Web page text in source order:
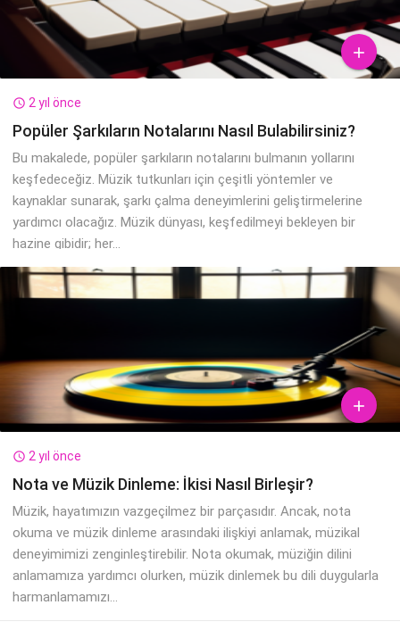

 2 yıl önce
Popüler Şarkıların Notalarını Nasıl Bulabilirsiniz?
Bu makalede, popüler şarkıların notalarını bulmanın yollarını
keşfedeceğiz. Müzik tutkunları için çeşitli yöntemler ve
kaynaklar sunarak, şarkı çalma deneyimlerini geliştirmelerine
yardımcı olacağız. Müzik dünyası, keşfedilmeyi bekleyen bir
hazine gibidir; her...

 2 yıl önce
Nota ve Müzik Dinleme: İkisi Nasıl Birleşir?
Müzik, hayatımızın vazgeçilmez bir parçasıdır. Ancak, nota
okuma ve müzik dinleme arasındaki ilişkiyi anlamak, müzikal
deneyimimizi zenginleştirebilir. Nota okumak, müziğin dilini
anlamamıza yardımcı olurken, müzik dinlemek bu dili duygularla
harmanlamamızı...